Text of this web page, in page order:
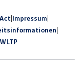
|Impressum|
|
WLTP